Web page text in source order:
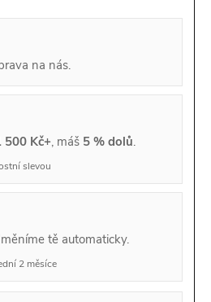
na nás.
500 Kč+, máš 5 % dolů.
slevou
tě automaticky.
2 měsíce